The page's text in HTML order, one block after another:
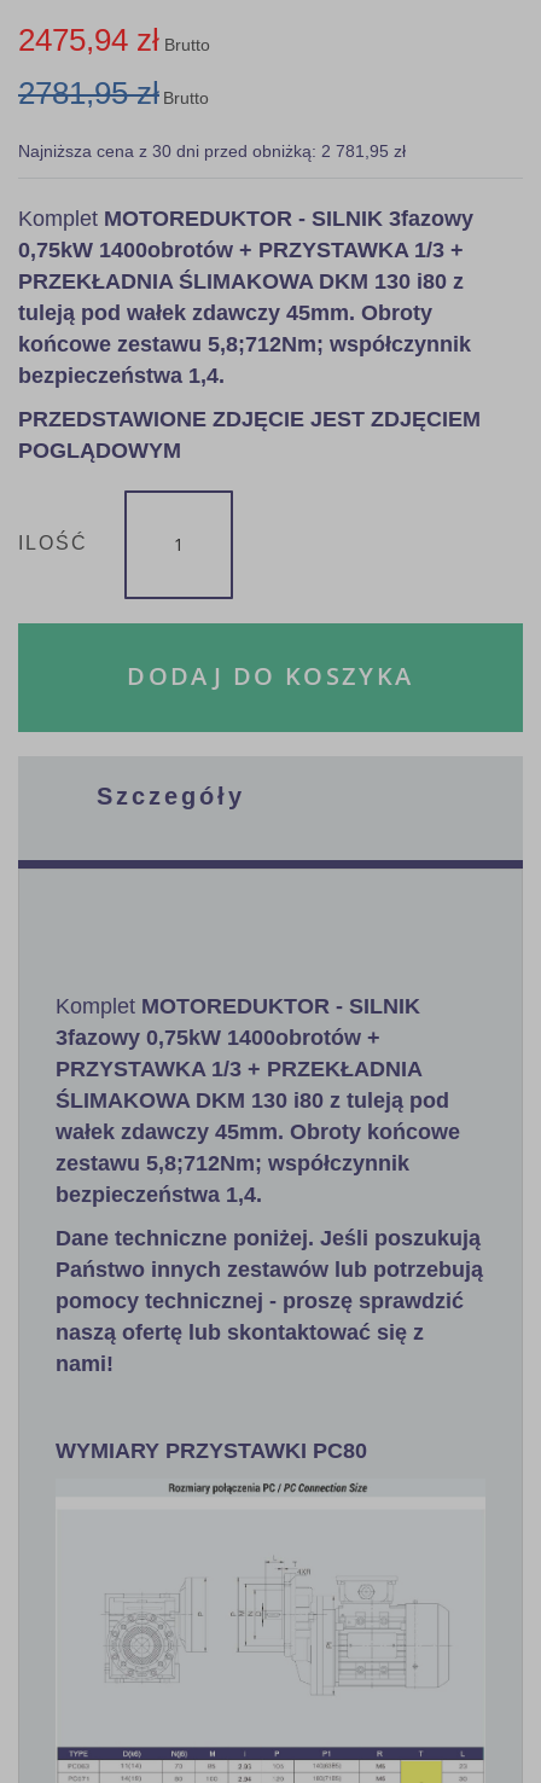
2475,94 zł Brutto
2781,95 zł Brutto
Najniższa cena z 30 dni przed obniżką: 2 781,95 zł
Komplet MOTOREDUKTOR - SILNIK 3fazowy
0,75kW 1400obrotów + PRZYSTAWKA 1/3 +
PRZEKŁADNIA ŚLIMAKOWA DKM 130 i80 z
tuleją pod wałek zdawczy 45mm. Obroty
końcowe zestawu 5,8;712Nm; współczynnik
bezpieczeństwa 1,4.
PRZEDSTAWIONE ZDJĘCIE JEST ZDJĘCIEM
POGLĄDOWYM
ILOŚĆ
DODAJ DO KOSZYKA
Szczegóły
Komplet MOTOREDUKTOR - SILNIK
3fazowy 0,75kW 1400obrotów +
PRZYSTAWKA 1/3 + PRZEKŁADNIA
ŚLIMAKOWA DKM 130 i80 z tuleją pod
wałek zdawczy 45mm. Obroty końcowe
zestawu 5,8;712Nm; współczynnik
bezpieczeństwa 1,4.
Dane techniczne poniżej. Jeśli poszukują
Państwo innych zestawów lub potrzebują
pomocy technicznej - proszę sprawdzić
naszą ofertę lub skontaktować się z
nami!
WYMIARY PRZYSTAWKI PC80